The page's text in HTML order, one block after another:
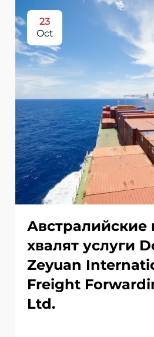
23
Oct
Австралийские
хвалят услуги
Zeyuan
Freight
Ltd.